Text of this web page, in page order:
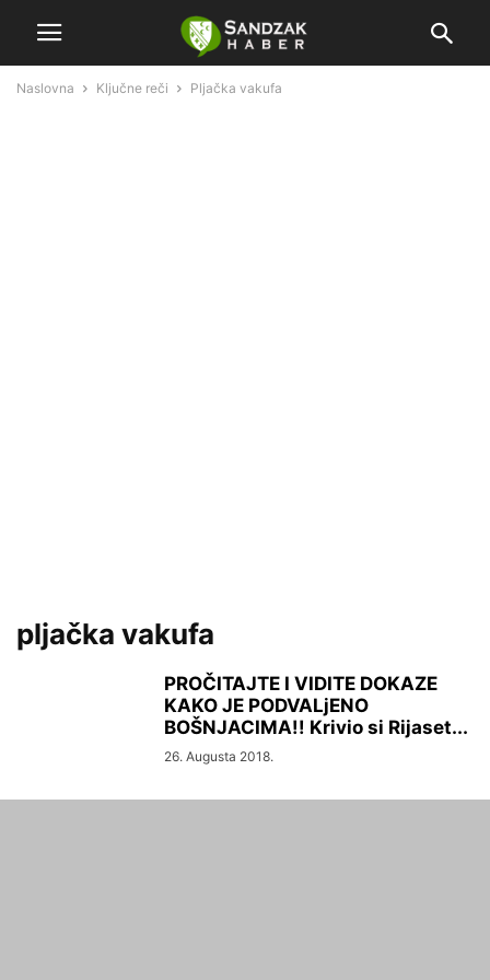
Naslovna Ključne reči Pljačka vakufa
pljačka vakufa
PROČITAJTE I VIDITE DOKAZE
KAKO JE PODVALjENO
BOŠNJACIMA!! Krivio si Rijaset...
26. Augusta 2018.